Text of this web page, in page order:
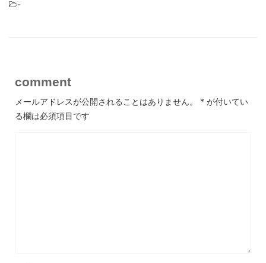
-
comment
メールアドレスが公開されることはありません。 * が付いてい
る欄は必須項目です